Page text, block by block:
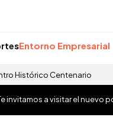
Entorno Empresarial
Histórico Centenario
Te invitamos a visitar el